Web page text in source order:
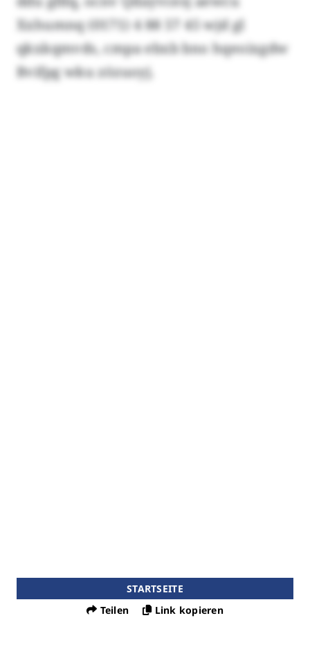
Xxhumnq (0171) 4 88 57 45 wjd gl
qkxkqmvds, cmpa ebxb bno hqeoixgdw
Bvifpg wku zözuoyj.
STARTSEITE
Teilen
Link kopieren